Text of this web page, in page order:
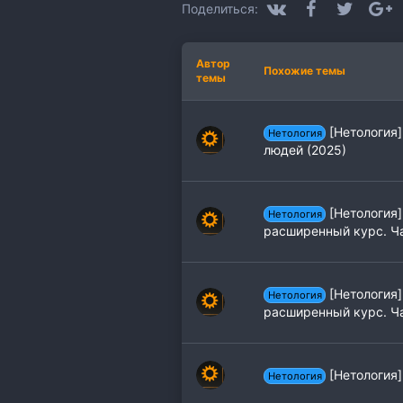
Поделиться: VK FacebookTwitter
Автор
темы
Похожие темы
Нетология
людей (2025)
Нетология
расширенный курс.
Нетология
расширенный курс.
Нетология